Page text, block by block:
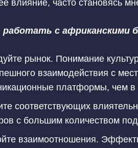
влияние, часто становясь
работать с африканскими
рынок. Понимание
взаимодействия с
платформы, чем
соответствующих
с большим количеством
взаимоотношения.